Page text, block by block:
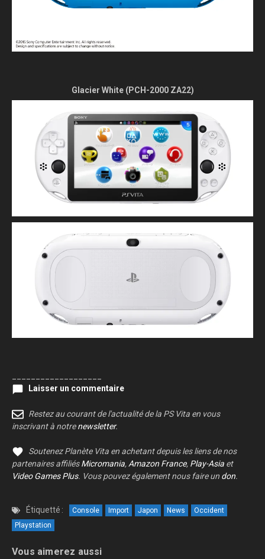
Glacier White (PCH-2000 ZA22)
Laisser un commentaire
Restez au courant de l'actualité de la PS Vita en vous
inscrivant à notrenewsletter.
Soutenez Planète Vita en achetant depuis les liens de nos
partenaires affiliésMicromania, Amazon France, Play-Asia et
Video Games Plus. Vous pouvez également nous faire un don.
Étiquetté : Console Import Japon News
Occident
Playstation
Vous aimerez aussi